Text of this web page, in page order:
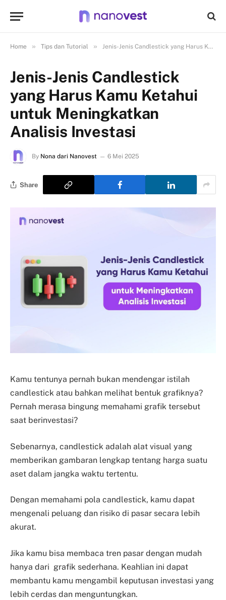
Home » Tips dan Tutorial » Jenis-Jenis Candlestick yang Harus Kamu Ketahui untuk Meningkatkan Analisis Investasi
Jenis-Jenis Candlestick
yang Harus Kamu Ketahui
untuk Meningkatkan
Analisis Investasi
By Nona dari Nanovest 6 Mei 2025
Share
Kamu tentunya pernah bukan mendengar istilah
candlestick atau bahkan melihat bentuk grafiknya?
Pernah merasa bingung memahami grafik tersebut
saat berinvestasi?
Sebenarnya, candlestick adalah alat visual yang
memberikan gambaran lengkap tentang harga suatu
aset dalam jangka waktu tertentu.
Dengan memahami pola candlestick, kamu dapat
mengenali peluang dan risiko di pasar secara lebih
akurat.
Jika kamu bisa membaca tren pasar dengan mudah
hanya dari grafik sederhana. Keahlian ini dapat
membantu kamu mengambil keputusan investasi yang
lebih cerdas dan menguntungkan.